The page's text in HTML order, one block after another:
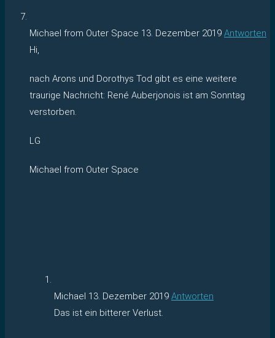
Michael from Outer Space 13. Dezember 2019 Antworten
Hi,
nach Arons und Dorothys Tod gibt es eine weitere
traurige Nachricht: René Auberjonois ist am Sonntag
verstorben.
LG
Michael from Outer Space
Michael 13. Dezember 2019 Antworten
Das ist ein bitterer Verlust.